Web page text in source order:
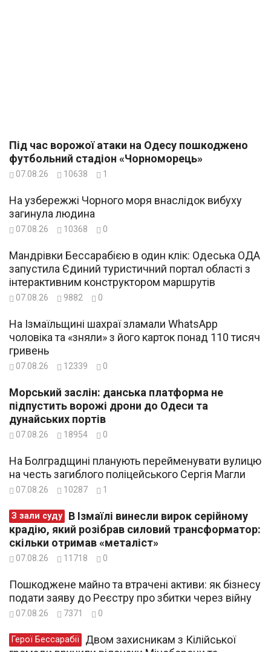
Під час ворожої атаки на Одесу пошкоджено
футбольний стадіон «Чорноморець»
07.08.26 10638 1
На узбережжі Чорного моря внаслідок вибуху
загинула людина
07.08.26 10368 0
Мандрівки Бессарабією в один клік: Одеська ОДА
запустила Єдиний туристичний портал області з
інтерактивним конструктором маршрутів
07.08.26 9882 0
На Ізмаїльщині шахраї зламали WhatsApp
чоловіка та «зняли» з його карток понад 110 тисяч
гривень
07.08.26 12339 0
Морський заслін: данська платформа не
підпустить ворожі дрони до Одеси та
дунайських портів
07.08.26 18954 0
На Болградщині планують перейменувати вулицю
на честь загиблого поліцейського Сергія Магли
07.08.26 10287 1
З зали суду
крадію, який розібрав силовий трансформатор:
скільки отримав «металіст»
07.08.26 11718 0
Пошкоджене майно та втрачені активи: як бізнесу
подати заяву до Реєстру про збитки через війну
07.08.26 7371 0
Герої Бессарабії